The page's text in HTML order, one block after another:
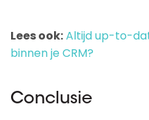
Lees ook:Altijd up-to-
binnen je CRM?
Conclusie